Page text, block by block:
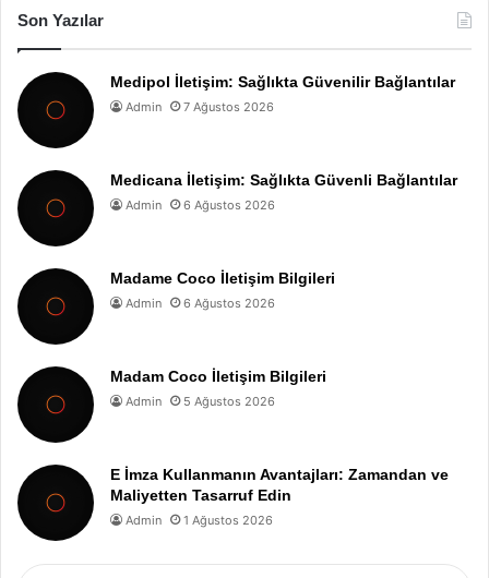
Son Yazılar
Medipol İletişim: Sağlıkta Güvenilir Bağlantılar
Admin 7 Ağustos 2026
Medicana İletişim: Sağlıkta Güvenli Bağlantılar
Admin 6 Ağustos 2026
Madame Coco İletişim Bilgileri
Admin 6 Ağustos 2026
Madam Coco İletişim Bilgileri
Admin 5 Ağustos 2026
E İmza Kullanmanın Avantajları: Zamandan ve
Maliyetten Tasarruf Edin
Admin 1 Ağustos 2026